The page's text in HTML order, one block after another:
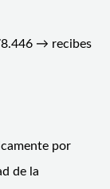
→ recibes
por
de la